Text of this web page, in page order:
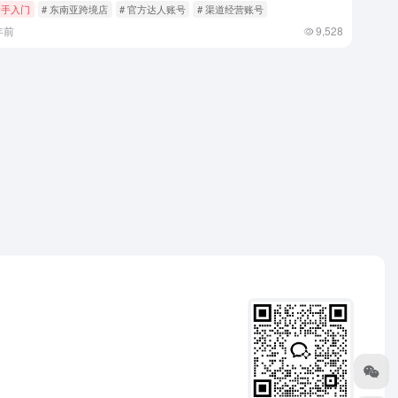
入门 # 东南亚跨境店 # 官方达人账号 # 渠道经营账号
前 9,528